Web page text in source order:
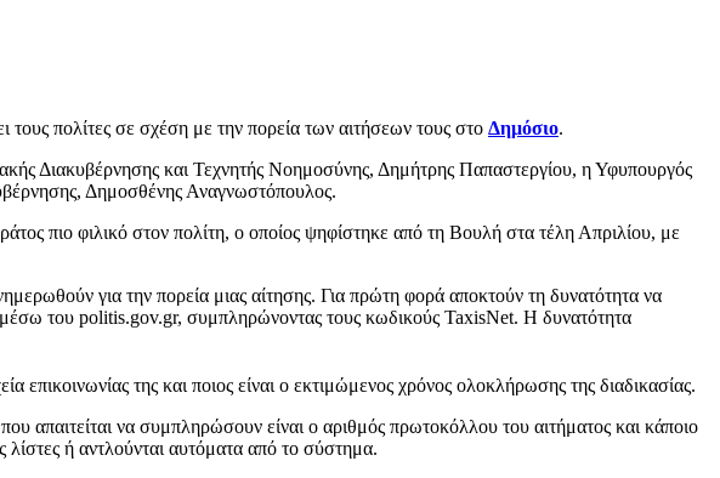
τους πολίτες σε σχέση με την πορεία των αιτήσεων τους στο Δημόσιο.
Διακυβέρνησης και Τεχνητής Νοημοσύνης, Δημήτρης Παπαστεργίου, η Υφυπουργός
Δημοσθένης Αναγνωστόπουλος.
πιο φιλικό στον πολίτη, ο οποίος ψηφίστηκε από τη Βουλή στα τέλη Απριλίου, με
για την πορεία μιας αίτησης. Για πρώτη φορά αποκτούν τη δυνατότητα να
του politis.gov.gr, συμπληρώνοντας τους κωδικούς TaxisNet. H δυνατότητα
επικοινωνίας της και ποιος είναι ο εκτιμώμενος χρόνος ολοκλήρωσης της διαδικασίας.
απαιτείται να συμπληρώσουν είναι ο αριθμός πρωτοκόλλου του αιτήματος και κάποιο
ή αντλούνται αυτόματα από το σύστημα.